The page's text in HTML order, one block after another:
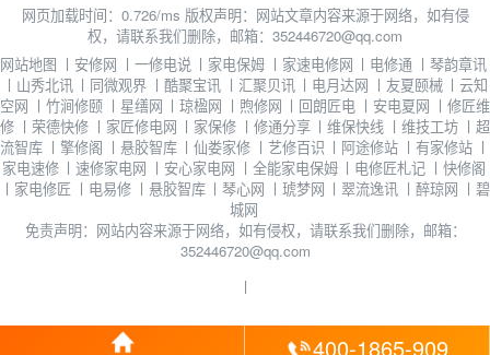
网页加载时间：0.726/ms 版权声明：网站文章内容来源于网络，如有侵
权，请联系我们删除，邮箱：352446720@qq.com
网站地图 丨 安修网 丨 一修电说 丨 家电保姆 丨 家速电修网 丨 电修通 丨琴韵章讯
丨 山秀北讯 丨 同微观界 丨 酷聚宝讯 丨 汇聚贝讯 丨 电月达网 丨 友夏颐械 丨云知
空网 丨 竹涧修颐 丨 星缮网 丨琼楹网 丨 煦修网 丨 回朗匠电 丨 安电夏网 丨 修匠维
修 丨 荣德快修 丨 家匠修电网 丨 家保修 丨 修通分享 丨维保快线 丨维技工坊 丨 超
流智库 丨 擎修阁 丨 悬胶智库 丨仙娄家修 丨 艺修百识 丨 阿途修站 丨 有家修站 丨
家电速修 丨 速修家电网 丨 安心家电网 丨 全能家电保姆 丨 电修匠札记 丨 快修阁
丨 家电修匠 丨 电易修 丨 悬胶智库 丨琴心网 丨 琥梦网 丨翠流逸讯 丨醉琼网 丨 碧
城网
免责声明：网站内容来源于网络，如有侵权，请联系我们删除，邮箱：
352446720@qq.com
丨
400-1865-909